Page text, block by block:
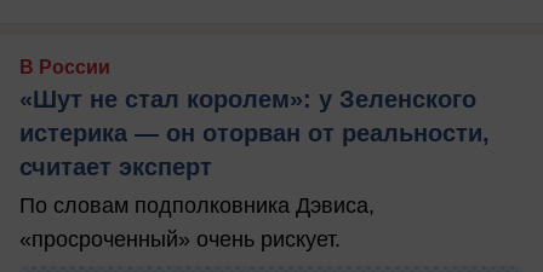
В России
«Шут не стал королем»: у Зеленского
истерика — он оторван от реальности,
считает эксперт
По словам подполковника Дэвиса,
«просроченный» очень рискует.